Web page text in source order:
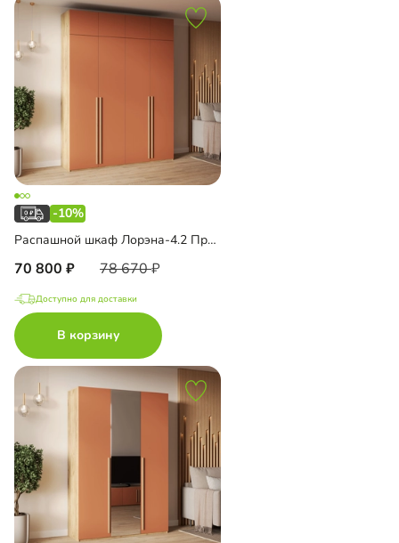
-10%
Распашной шкаф Лорэна-4.2 Премиум Эко с антресолью
70 800 78 670
Доступно для доставки
В корзину